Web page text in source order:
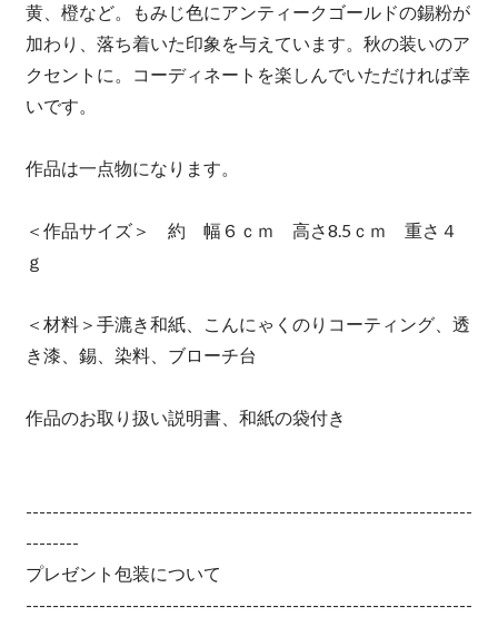
黄、橙など。もみじ色にアンティークゴールドの錫粉が
加わり、落ち着いた印象を与えています。秋の装いのア
クセントに。コーディネートを楽しんでいただければ幸
いです。
作品は一点物になります。
＜作品サイズ＞ 約 幅６ｃｍ 高さ8.5ｃｍ 重さ４
ｇ
＜材料＞手漉き和紙、こんにゃくのりコーティング、透
き漆、錫、染料、ブローチ台
作品のお取り扱い説明書、和紙の袋付き
-------------------------------------------------------------------
--------
プレゼント包装について
-------------------------------------------------------------------